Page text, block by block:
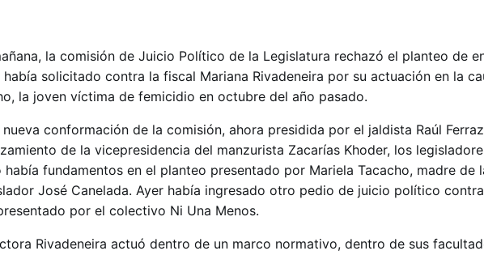
la comisión de Juicio Político de la Legislatura rechazó el planteo de
había solicitado contra la fiscal Mariana Rivadeneira por su actuación en la
la joven víctima de femicidio en octubre del año pasado.
nueva conformación de la comisión, ahora presidida por el jaldista Raúl
de la vicepresidencia del manzurista Zacarías Khoder, los
había fundamentos en el planteo presentado por Mariela Tacacho, madre de
José Canelada. Ayer había ingresado otro pedio de juicio político
por el colectivo Ni Una Menos.
Rivadeneira actuó dentro de un marco normativo, dentro de sus